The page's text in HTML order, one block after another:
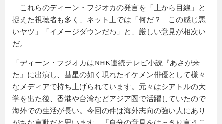
これらのディーン・フジオカの発言を「上から目線」と
捉えた視聴者も多く、ネット上では「何だ？ この感じ悪
いヤツ」「イメージダウンだわ」と、厳しい意見が相次い
だ。
「ディーン・フジオカはNHK連続テレビ小説『あさが来
た』に出演し、彗星の如く現れたイケメン俳優として様々
なメディアで持ち上げられています。元々はシアトルの大
学を出た後、香港や台湾などアジア圏で活躍していたので
海外での生活が長い。今回の件は海外志向の強い人にあり